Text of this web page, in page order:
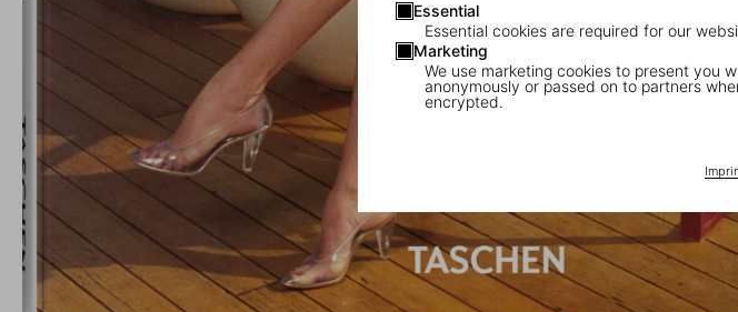
Essential
Essential cookies are required for our
Marketing
We use marketing cookies to present you
anonymously or passed on to partners
encrypted.